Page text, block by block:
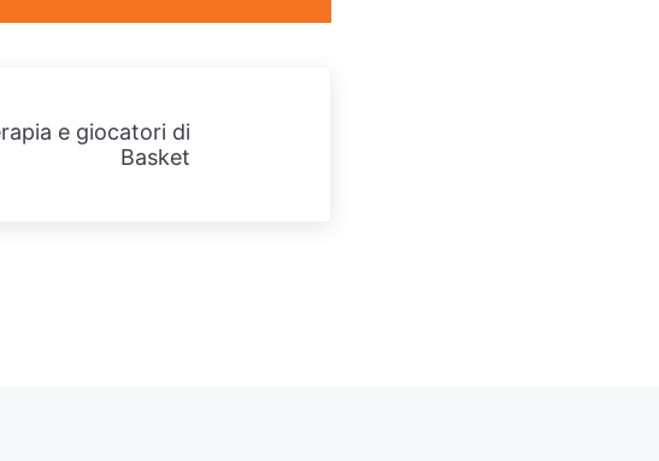
e giocatori di
Basket